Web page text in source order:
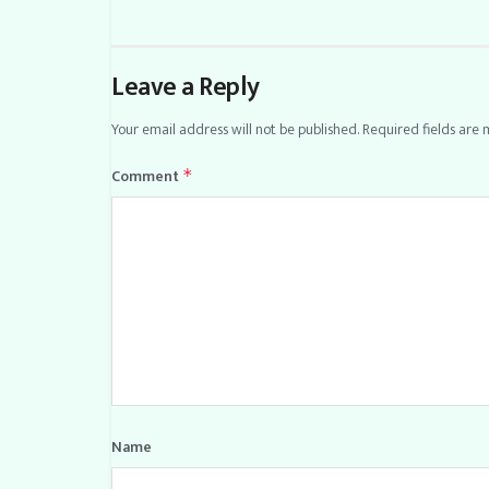
Leave a Reply
Your email address will not be published.Required fields are
Comment *
Name